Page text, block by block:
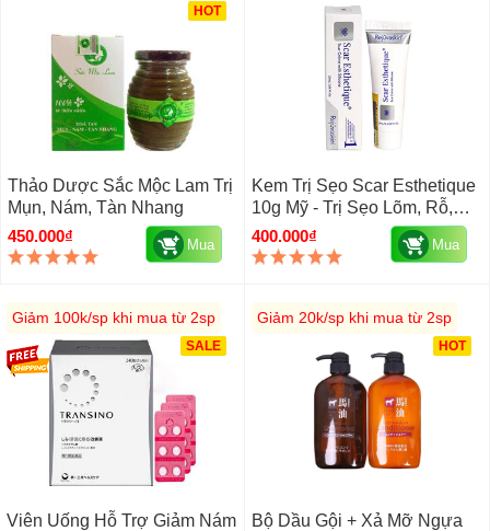
HOT
Thảo Dược Sắc Mộc Lam Trị
Mụn, Nám, Tàn Nhang
450.000₫
Mua
Kem Trị Sẹo Scar Esthetique
10g Mỹ - Trị Sẹo Lõm, Rỗ,
Thâm
400.000₫ Mua
SALE
Giảm 100k/sp khi mua từ 2sp
Viên Uống Hỗ Trợ Giảm Nám
HOT
Giảm 20k/sp khi mua từ 2sp
Bộ Dầu Gội + Xả Mỡ Ngựa